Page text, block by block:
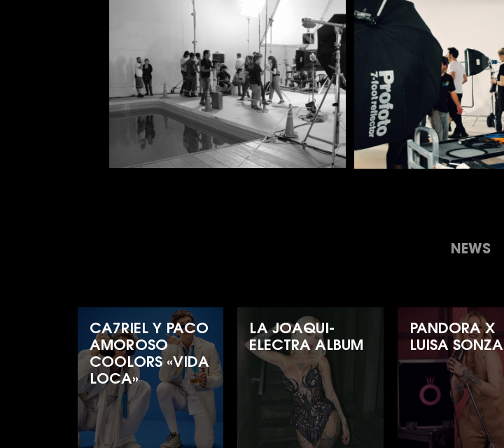
NEWS
CA7RIEL Y PACO
AMOROSO
COOLORS «VIDA
LOCA»
LA JOAQUI-
ELECTRA ALBUM
PANDORA X
LUISA SONZA